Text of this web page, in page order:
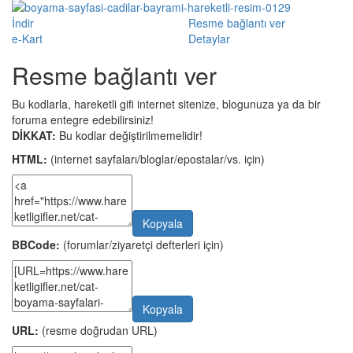
İndir
Resme bağlantı ver
e-Kart
Detaylar
Resme bağlantı ver
Bu kodlarla, hareketli gifi internet sitenize, blogunuza ya da bir
foruma entegre edebilirsiniz!
DİKKAT: Bu kodlar değiştirilmemelidir!
HTML: (internet sayfaları/bloglar/epostalar/vs. için)
Kopyala
BBCode: (forumlar/ziyaretçi defterleri için)
Kopyala
URL: (resme doğrudan URL)